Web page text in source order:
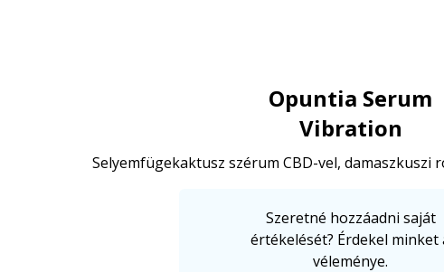
Opuntia Serum
Vibration
Selyemfügekaktusz szérum CBD-vel, damaszkuszi
Szeretné hozzáadni saját
értékelését? Érdekel minket
véleménye.